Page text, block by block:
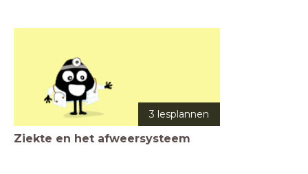
3 lesplannen
Ziekte en het afweersysteem